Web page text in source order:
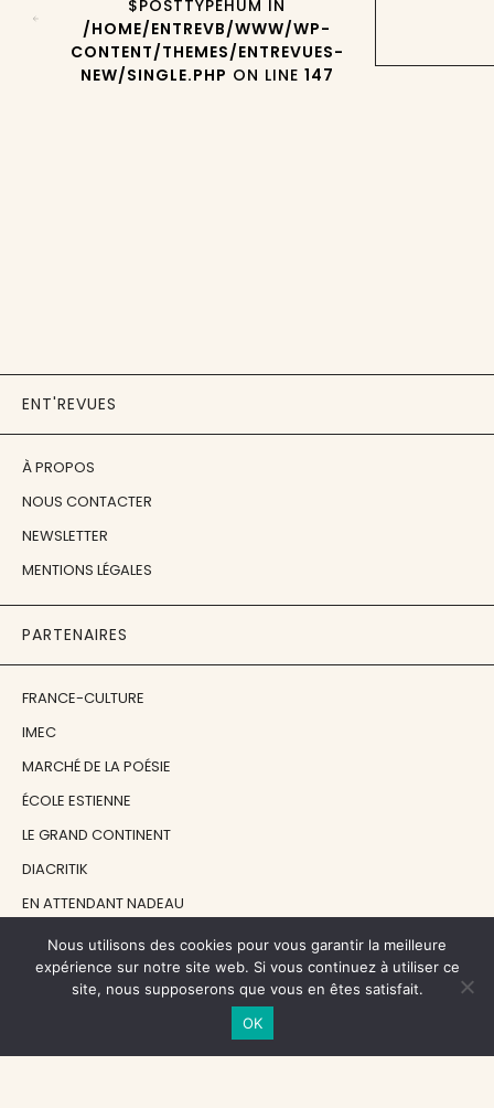
$POSTTYPEHUM IN
/HOME/ENTREVB/WWW/WP-
CONTENT/THEMES/ENTREVUES-
NEW/SINGLE.PHP ON LINE 147
ENT'REVUES
À PROPOS
NOUS CONTACTER
NEWSLETTER
MENTIONS LÉGALES
PARTENAIRES
FRANCE-CULTURE
IMEC
MARCHÉ DE LA POÉSIE
ÉCOLE ESTIENNE
LE GRAND CONTINENT
DIACRITIK
EN ATTENDANT NADEAU
NOS SOUTIENS
Nous utilisons des cookies pour vous garantir la meilleure
expérience sur notre site web. Si vous continuez à utiliser ce
site, nous supposerons que vous en êtes satisfait.
OK